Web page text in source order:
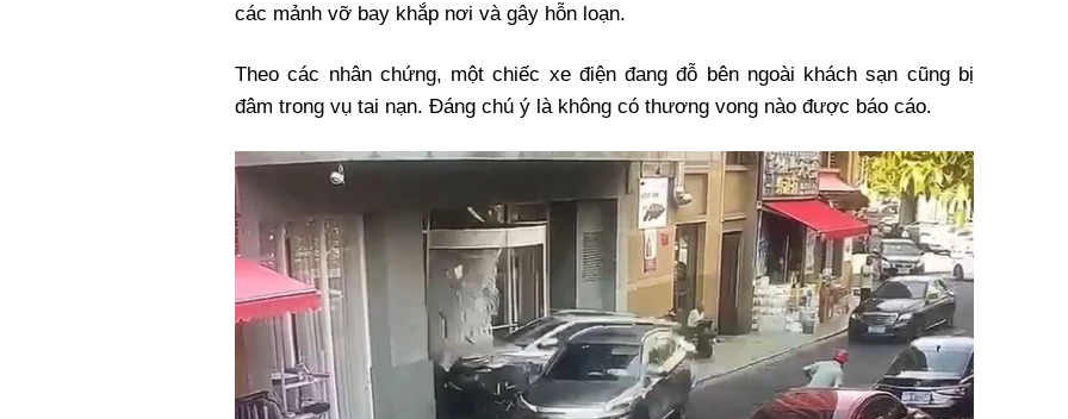
các mảnh vỡ bay khắp nơi và gây hỗn loạn.
Theo các nhân chứng, một chiếc xe điện đang đỗ bên ngoài khách sạn cũng bị
đâm trong vụ tai nạn. Đáng chú ý là không có thương vong nào được báo cáo.